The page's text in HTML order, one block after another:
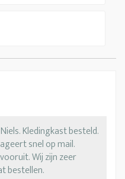
Kledingkast besteld.
snel op mail.
Wij zijn zeer
bestellen.